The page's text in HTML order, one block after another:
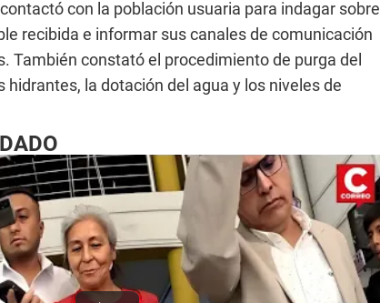
con la población usuaria para indagar sobre
recibida e informar sus canales de comunicación
También constató el procedimiento de purga del
hidrantes, la dotación del agua y los niveles de